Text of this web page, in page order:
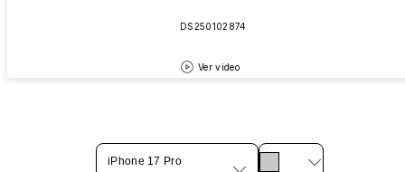
DS250102874
Ver video
iPhone 17 Pro